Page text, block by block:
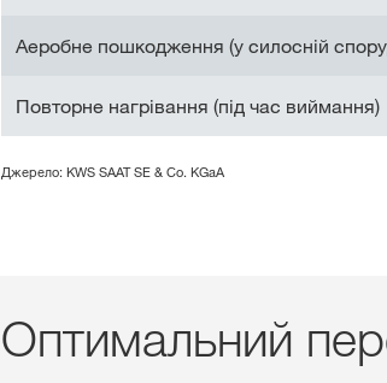
Аеробне пошкодження (у силосній
Повторне нагрівання (під час виймання)
Джерело: KWS SAAT SE & Co. KGaA
Оптимальний